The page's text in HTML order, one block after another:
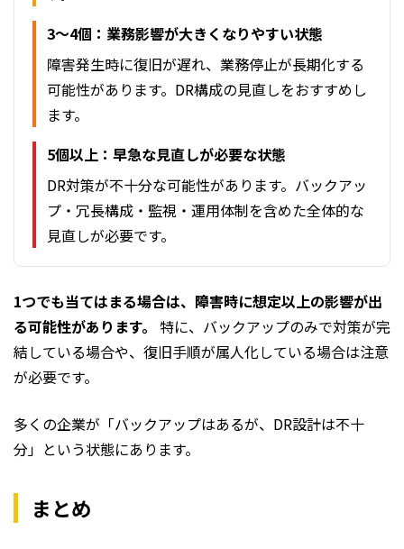
3〜4個：業務影響が大きくなりやすい状態
障害発生時に復旧が遅れ、業務停止が長期化する
可能性があります。DR構成の見直しをおすすめし
ます。
5個以上：早急な見直しが必要な状態
DR対策が不十分な可能性があります。バックアッ
プ・冗長構成・監視・運用体制を含めた全体的な
見直しが必要です。
1つでも当てはまる場合は、障害時に想定以上の影響が出
る可能性があります。
特に、バックアップのみで対策が完
結している場合や、復旧手順が属人化している場合は注意
が必要です。
多くの企業が「バックアップはあるが、DR設計は不十
分」という状態にあります。
まとめ